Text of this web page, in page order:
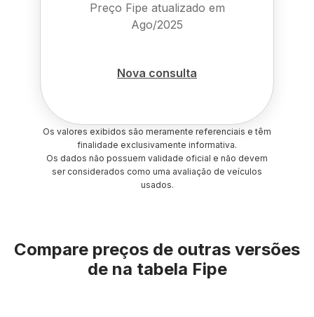
Preço Fipe atualizado em
Ago/2025
Nova consulta
Os valores exibidos são meramente referenciais e têm
finalidade exclusivamente informativa.
Os dados não possuem validade oficial e não devem
ser considerados como uma avaliação de veículos
usados.
Compare preços de outras versões
de na tabela Fipe